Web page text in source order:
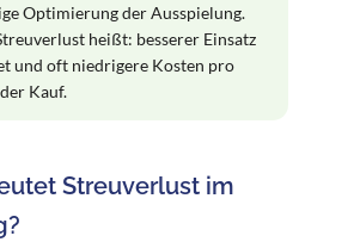
Optimierung der Ausspielung.
heißt: besserer Einsatz
und oft niedrigere Kosten pro
Kauf.
Streuverlust im